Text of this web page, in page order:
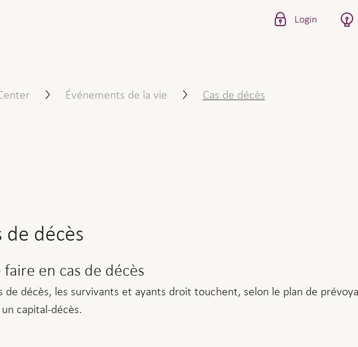
Login
Événements de la vie Cas de décès
de décès
faire en cas de décès
de décès, les survivants et ayants droit touchent, selon le plan de
capital-décès.